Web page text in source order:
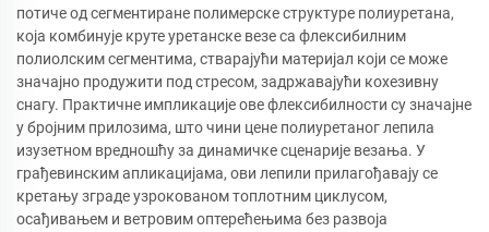
потиче од сегментиране полимерске структуре полиуретана,
која комбинује круте уретанске везе са флексибилним
полиолским сегментима, стварајући материјал који се може
значајно продужити под стресом, задржавајући кохезивну
снагу. Практичне импликације ове флексибилности су значајне
у бројним прилозима, што чини цене полиуретаног лепила
изузетном вредношћу за динамичке сценарије везања. У
грађевинским апликацијама, ови лепили прилагођавају се
кретању зграде узрокованом топлотним циклусом,
осађивањем и ветровим оптерећењима без развоја